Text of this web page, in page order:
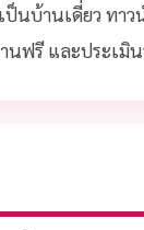
ป็นบ้านเดี่ยว ทา
นฟรี และประเมิ